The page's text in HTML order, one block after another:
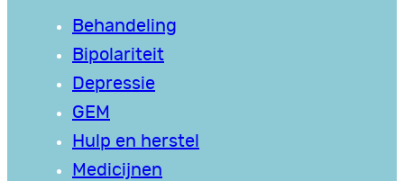
Behandeling
Bipolariteit
Depressie
GEM
Hulp en herstel
Medicijnen